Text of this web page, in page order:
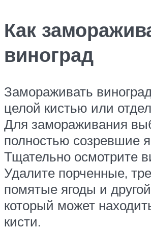
Как
виноград
Замораживать
целой кистью или
Для замораживания
полностью созревшие
Тщательно осмотрите
Удалите порченные,
помятые ягоды и
который может
кисти.